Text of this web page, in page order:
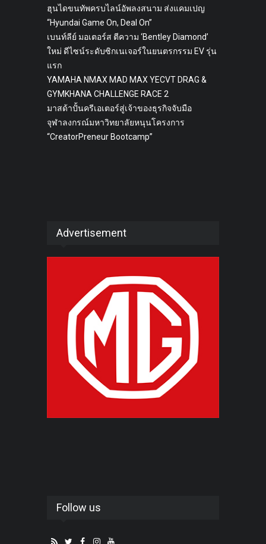
ฮุนไดขนทัพครบไลน์อัพลงสนาม ส่งแคมเปญ
“Hyundai Game On, Deal On”
เบนท์ลีย์ มอเตอร์ส ตีความ ‘Bentley Diamond’
ใหม่ ดีไซน์ระดับซิกเนเจอร์ในยนตรกรรม EV รุ่น
แรก
YAMAHA NMAX MAD MAX YECVT DRAG &
GYMKHANA CHALLENGE RACE 2
มาสด้าปั้นครีเอเตอร์สู่เจ้าของธุรกิจจับมือ
จุฬาลงกรณ์มหาวิทยาลัยหนุนโครงการ
“CreatorPreneur Bootcamp”
Advertisement
Follow us